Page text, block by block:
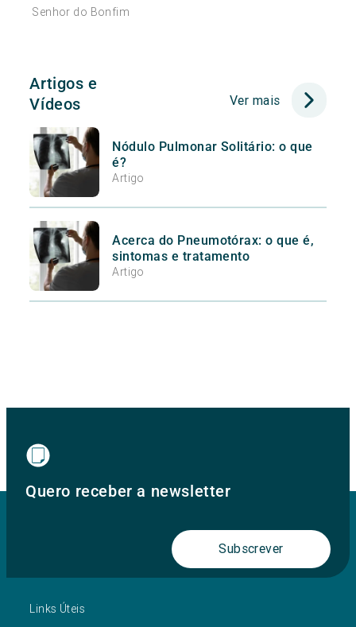
Senhor do Bonfim
Artigos e
Vídeos
Ver mais
Nódulo Pulmonar Solitário: o que
é?
Artigo
Acerca do Pneumotórax: o que é,
sintomas e tratamento
Artigo
Quero receber a newsletter
Subscrever
Links Úteis